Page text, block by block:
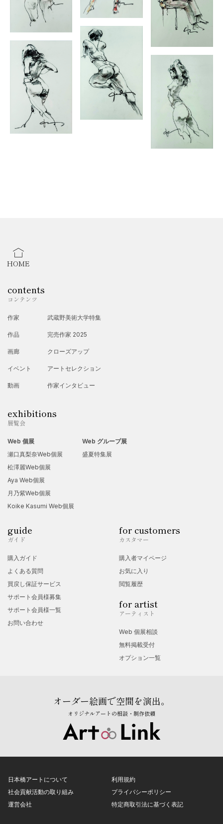
HOME
contents
コンテンツ
作家
作品
画廊
イベント
動画
武蔵野美術大学特集
完売作家 2025
クローズアップ
アートセレクション
作家インタビュー
exhibitions
展覧会
Web 個展
瀬口真梨奈Web個展
松澤麗Web個展
Aya Web個展
月乃紫Web個展
Koike Kasumi Web個展
Web グループ展
盛夏特集展
guide
ガイド
購入ガイド
よくある質問
買戻し保証サービス
サポート会員様募集
サポート会員様一覧
お問い合わせ
for customers
カスタマー
購入者マイページ
お気に入り
閲覧履歴
for artist
アーティスト
Web 個展相談
無料掲載受付
オプション一覧
オーダー絵画で空間を演出。
オリジナルアートの相談・制作依頼
日本橋アートについて
社会貢献活動の取り組み
運営会社
利用規約
プライバシーポリシー
特定商取引法に基づく表記